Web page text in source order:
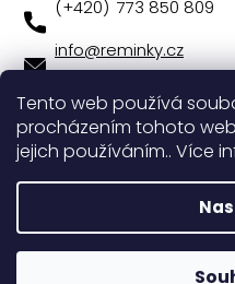
Tento web používá
procházením tohoto
jejich používáním.. Více
info@reminky.cz
773 850 809
773 850 809
Novinky na facebooku
Instagram
Vytvořil Shoptet